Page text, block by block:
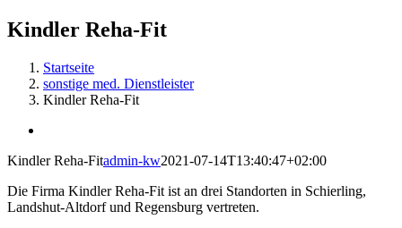
Kindler Reha-Fit
Startseite
sonstige med. Dienstleister
Kindler Reha-Fit
Kindler Reha-Fitadmin-kw2021-07-14T13:40:47+02:00
Die Firma Kindler Reha-Fit ist an drei Standorten in Schierling,
Landshut-Altdorf und Regensburg vertreten.